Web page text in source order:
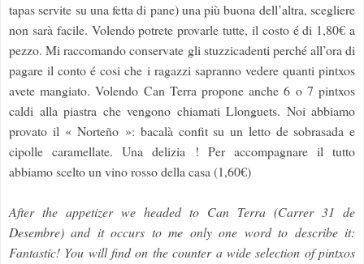
tapas servite su una fetta di pane) una più buona dell’altra, scegliere
non sarà facile. Volendo potrete provarle tutte, il costo é di 1,80€ a
pezzo. Mi raccomando conservate gli stuzzicadenti perché all’ora di
pagare il conto é cosi che i ragazzi sapranno vedere quanti pintxos
avete mangiato. Volendo Can Terra propone anche 6 o 7 pintxos
caldi alla piastra che vengono chiamati Llonguets. Noi abbiamo
provato il « Norteño »: bacalà confit su un letto de sobrasada e
cipolle caramellate. Una delizia ! Per accompagnare il tutto
abbiamo scelto un vino rosso della casa (1,60€)
After the appetizer we headed to Can Terra (Carrer 31 de
Desembre) and it occurs to me only one word to describe it:
Fantastic! You will find on the counter a wide selection of pintxos